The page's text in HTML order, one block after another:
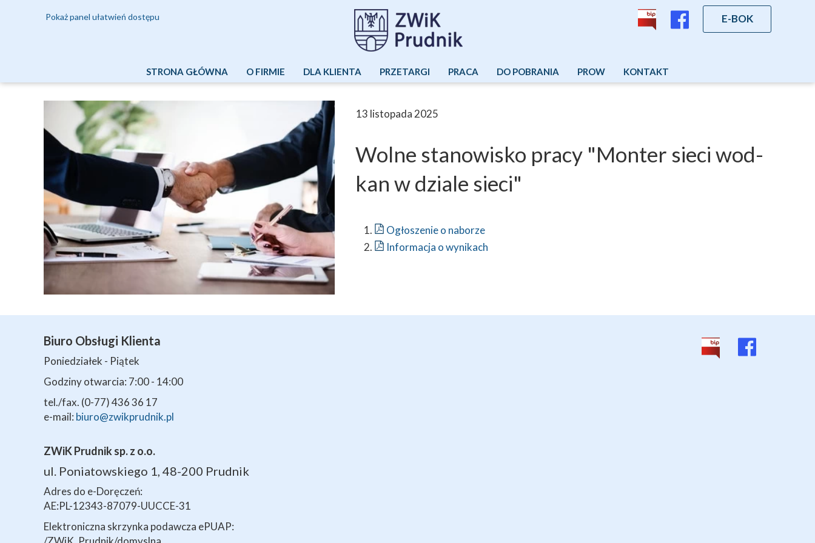
13 listopada 2025
Wolne stanowisko pracy "Monter sieci wod-
kan w dziale sieci"
Ogłoszenie o naborze
Informacja o wynikach
E-BOK
STRONA GŁÓWNA O FIRMIE
ZARZĄD
RADA NADZORCZA
DZIAŁY
DLA KLIENTA
CZYSZCZENIE KANALIZACJI
WYKONANIE PRZYŁĄCZY WOD-KAN
PRZYŁĄCZENIE DO SIECI WOD-KAN
BADANIA LABORATORYJNE
ZAWARCIE / ZMIANA UMOWY
MONTAŻ PODLICZNIKA OGRODOWEGO
WYKONANIE USŁUGI SPRZĘTEM
PRZETARGI PRACA DO POBRANIA PROW KONTAKT
Pokaż panel ułatwień dostępu
Biuro Obsługi Klienta
Poniedziałek - Piątek
Godziny otwarcia: 7:00 - 14:00
tel./fax. (0-77) 436 36 17
e-mail: biuro@zwikprudnik.pl
ZWiK Prudnik sp. z o.o.
ul. Poniatowskiego 1, 48-200 Prudnik
Adres do e-Doręczeń:
AE:PL-12343-87079-UUCCE-31
Elektroniczna skrzynka podawcza ePUAP: